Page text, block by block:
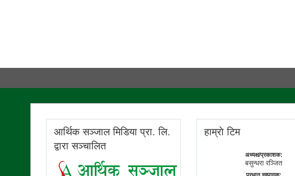
आर्थिक सञ्जाल मिडिया प्रा. लि.
द्वारा सञ्चालित
हाम्राे टिम
अध्यक्ष/प्रकाशक:
बसुन्धरा रञ्जित